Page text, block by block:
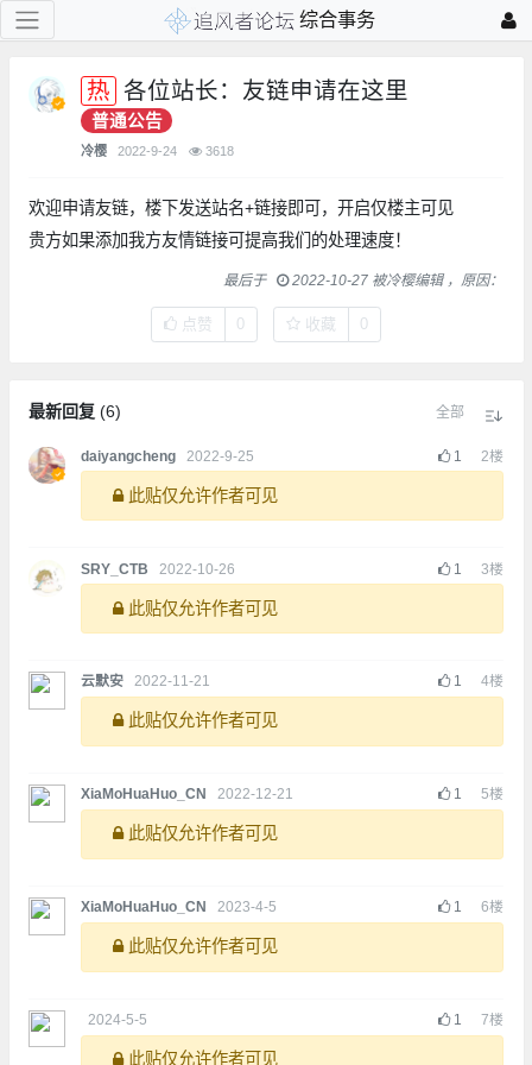
综合事务
各位站长：友链申请在这里
普通公告
冷樱 2022-9-24 3618
欢迎申请友链，楼下发送站名+链接即可，开启仅楼主可见
贵方如果添加我方友情链接可提高我们的处理速度！
最后于 2022-10-27 被冷樱编辑 ，原因：
点赞 0 收藏 0
最新回复(6) 全部
daiyangcheng 2022-9-25 1 2楼
此贴仅允许作者可见
SRY_CTB 2022-10-26 1 3楼
此贴仅允许作者可见
云默安 2022-11-21 1 4楼
此贴仅允许作者可见
XiaMoHuaHuo_CN 2022-12-21 1 5楼
此贴仅允许作者可见
XiaMoHuaHuo_CN 2023-4-5 1 6楼
此贴仅允许作者可见
2024-5-5 1 7楼
此贴仅允许作者可见